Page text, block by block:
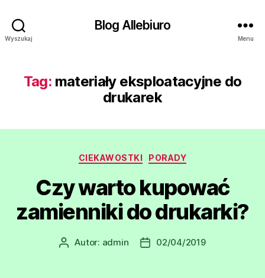
Wyszukaj
Blog Allebiuro
Menu
Tag: materiały eksploatacyjne do
drukarek
Kategorie
CIEKAWOSTKI PORADY
Czy warto kupować
zamienniki do drukarki?
AutorAutor: admin
Data02/04/2019